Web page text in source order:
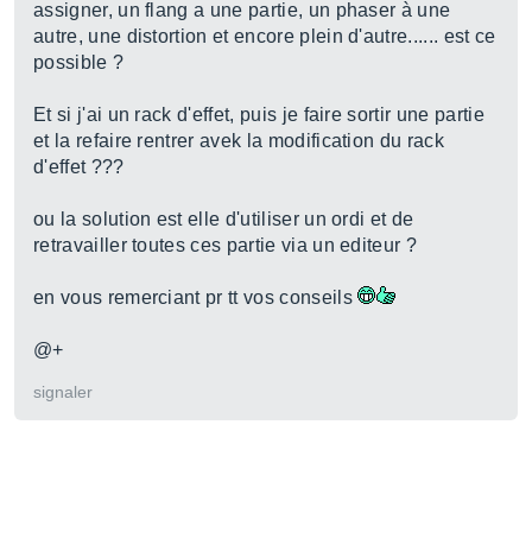
assigner, un flang a une partie, un phaser à une
autre, une distortion et encore plein d'autre...... est ce
possible ?
Et si j'ai un rack d'effet, puis je faire sortir une partie
et la refaire rentrer avek la modification du rack
d'effet ???
ou la solution est elle d'utiliser un ordi et de
retravailler toutes ces partie via un editeur ?
en vous remerciant pr tt vos conseils
@+
signaler